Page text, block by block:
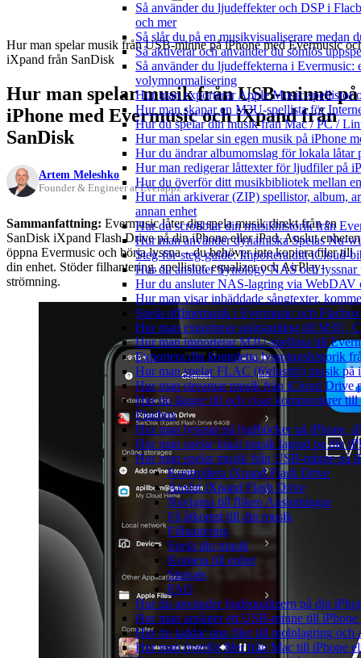
Så använder du ljudeffekter och DSP i
och mer
Så slår du på en musikvisualiserare medan
Så aktiverar och använder du sömlös
Så använder du ljudeffekterna i Evermusic:
volymnormalisering
Hur man exporterar Apple Music-spellistor
Hur man skapar en M3U-spellista för
Hur du spelar din musik från Mac / PC /
Hur man spelar sin egen musik på iPhone
Hur du ändrar albumomslag för lokala
Hur man redigerar låttexter för ljudfiler på
Hur du överför ditt musikbibliotek mellan
Hur man arkiverar (ZIP) spellistor, album,
annan enhet
Hur du scrobblar din musikhistorik från
Hur man använder dynamiska Spelas Nu-
Steg-för-steg-guide: Importera ditt iCloud-
Hur du ansluter Synology NAS och
Hur du ansluter NAS-lagring via WebDAV
Hur man visar inbäddade sångtexter,
Spela offlinemusik i Evermusic och
Hur man exporterar spårsamling till M3U,
Hur man importerar M3U-spellista till
Exportera din kompletta lyssningshistorik
Hur man spelar FLAC (förlustfri) musik på
Hur man streamar musik från iCloud Drive
Hur du lägger till och visar kommentarer
Flacbox
Hur man lyssnar på ljudböcker på iPhone,
Hur man spelar lokal musik lagrad pa din
Hur man spelar musik från USB-minne på
Kontrollera iXpand Flash Drive
Anslut iXpand Flash Drive
Navigera till fliken Anslutningar
Få åtkomst till din musik
Filhantering
Spela din musik
Kopiera till enhet
Slutsats
FAQ
Hur du använder ljudequalizern på din
Hur man ansluter ett USB-minne till
Hur du laddar upp filer till molnlagring och
Hur man överför filer från Mac till iPhone
Hur man spelar musik från USB-minne på iPhone med Evermusic
iXpand från SanDisk
Hur man spelar musik från USB-minne på
iPhone med Evermusic och iXpand från
SanDisk
Artem Meleshko
Founder & Engineer at Everappz
Sammanfattning: Evermusic låter dig spela musik direkt från en
SanDisk iXpand Flash Drive på din iPhone eller iPad. Anslut
öppna Evermusic och börja lyssna – du behöver inte kopiera filer till
din enhet. Stöder filhantering, spellistor, equalizer och AirPlay-
strömning.